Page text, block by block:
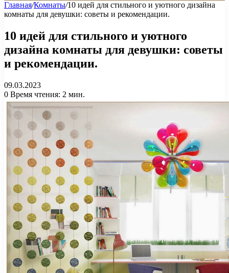
Главная/Комнаты/10 идей для стильного и уютного дизайна
комнаты для девушки: советы и рекомендации.
10 идей для стильного и уютного
дизайна комнаты для девушки: советы
и рекомендации.
09.03.2023
0 Время чтения: 2 мин.